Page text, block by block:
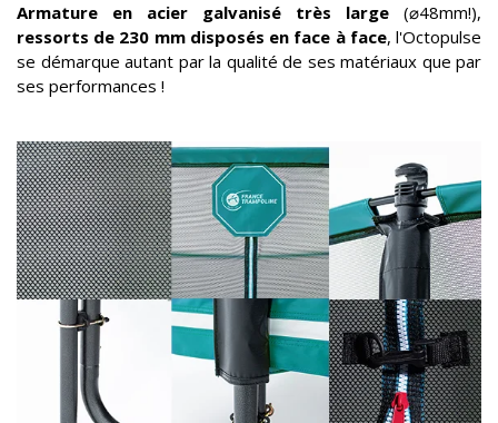
Armature en acier galvanisé très large (⌀48mm!),
ressorts de 230 mm disposés en face à face, l'Octopulse
se démarque autant par la qualité de ses matériaux que par
ses performances !